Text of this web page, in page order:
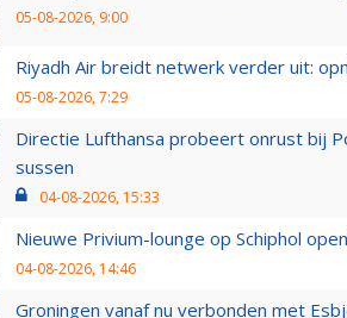
05-08-2026, 9:00
Riyadh Air breidt netwerk verder uit:
05-08-2026, 7:29
Directie Lufthansa probeert onrust bij
sussen
04-08-2026, 15:33
Nieuwe Privium-lounge op Schiphol
04-08-2026, 14:46
Groningen vanaf nu verbonden met